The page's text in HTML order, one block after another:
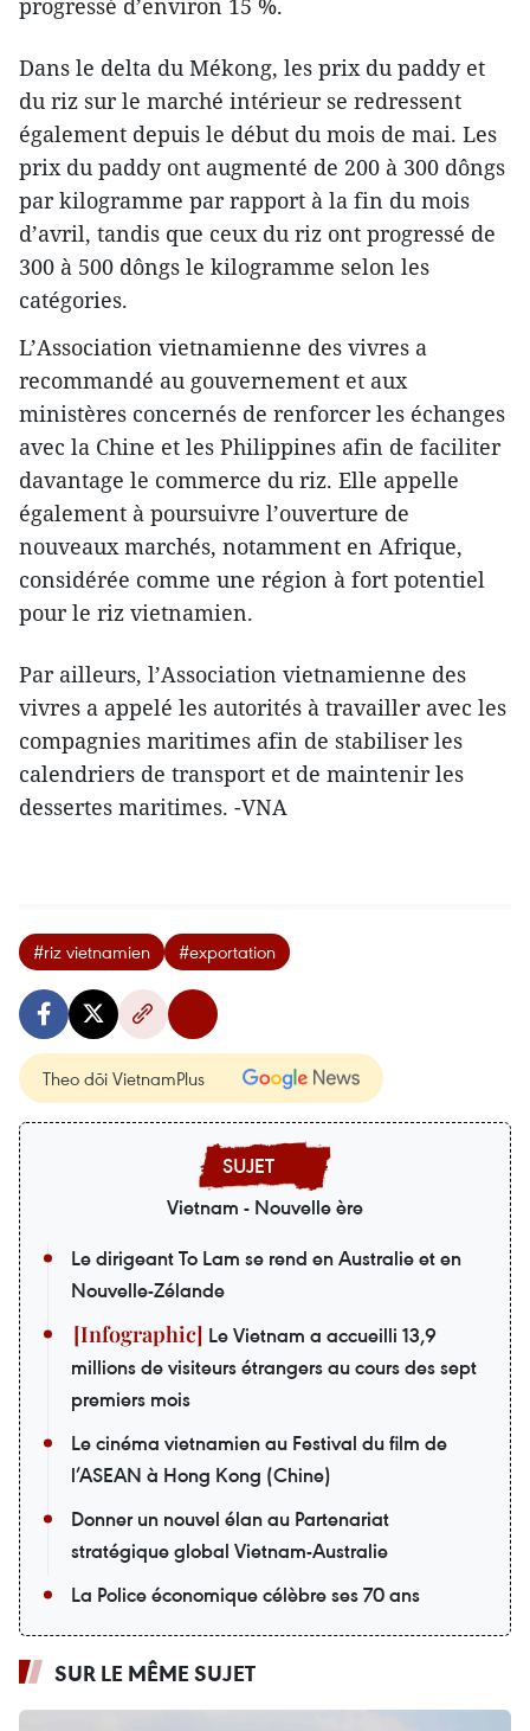
progressé d’environ 15 %.
Dans le delta du Mékong, les prix du paddy et
du riz sur le marché intérieur se redressent
également depuis le début du mois de mai. Les
prix du paddy ont augmenté de 200 à 300 dôngs
par kilogramme par rapport à la fin du mois
d’avril, tandis que ceux du riz ont progressé de
300 à 500 dôngs le kilogramme selon les
catégories.
L’Association vietnamienne des vivres a
recommandé au gouvernement et aux
ministères concernés de renforcer les échanges
avec la Chine et les Philippines afin de faciliter
davantage le commerce du riz. Elle appelle
également à poursuivre l’ouverture de
nouveaux marchés, notamment en Afrique,
considérée comme une région à fort potentiel
pour le riz vietnamien.
Par ailleurs, l’Association vietnamienne des
vivres a appelé les autorités à travailler avec les
compagnies maritimes afin de stabiliser les
calendriers de transport et de maintenir les
dessertes maritimes. -VNA
#riz vietnamien #exportation
Theo dõi VietnamPlus
Vietnam - Nouvelle ère
Le dirigeant To Lam se rend en Australie et en
Nouvelle-Zélande
Le Vietnam a accueilli 13,9
millions de visiteurs étrangers au cours des sept
premiers mois
Le cinéma vietnamien au Festival du film de
l’ASEAN à Hong Kong (Chine)
Donner un nouvel élan au Partenariat
stratégique global Vietnam-Australie
La Police économique célèbre ses 70 ans
SUR LE MÊME SUJET